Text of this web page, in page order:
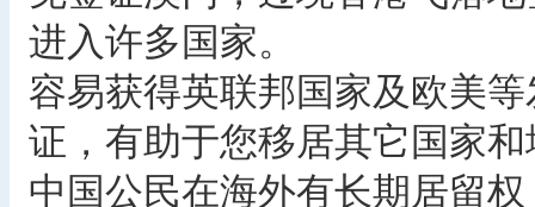
进入许多国家。
容易获得英联邦国家及欧美
证，有助于您移居其它国家
中国公民在海外有长期居留